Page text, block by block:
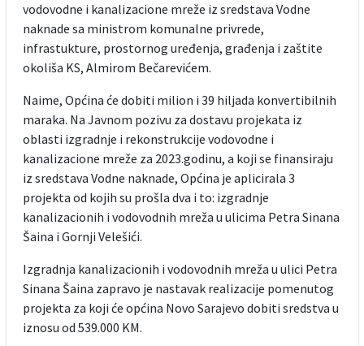
vodovodne i kanalizacione mreže iz sredstava Vodne
naknade sa ministrom komunalne privrede,
infrastukture, prostornog uređenja, građenja i zaštite
okoliša KS, Almirom Bečarevićem.
Naime, Općina će dobiti milion i 39 hiljada konvertibilnih
maraka. Na Javnom pozivu za dostavu projekata iz
oblasti izgradnje i rekonstrukcije vodovodne i
kanalizacione mreže za 2023.godinu, a koji se finansiraju
iz sredstava Vodne naknade, Općina je aplicirala 3
projekta od kojih su prošla dva i to: izgradnje
kanalizacionih i vodovodnih mreža u ulicima Petra Sinana
Šaina i Gornji Velešići.
Izgradnja kanalizacionih i vodovodnih mreža u ulici Petra
Sinana Šaina zapravo je nastavak realizacije pomenutog
projekta za koji će općina Novo Sarajevo dobiti sredstva u
iznosu od 539.000 KM.